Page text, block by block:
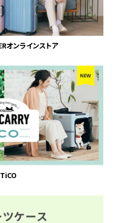
オンラインストア